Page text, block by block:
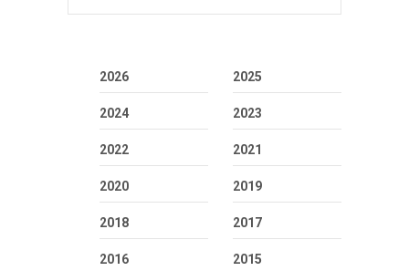
2026 2025
2024 2023
2022 2021
2020 2019
2018 2017
2016 2015